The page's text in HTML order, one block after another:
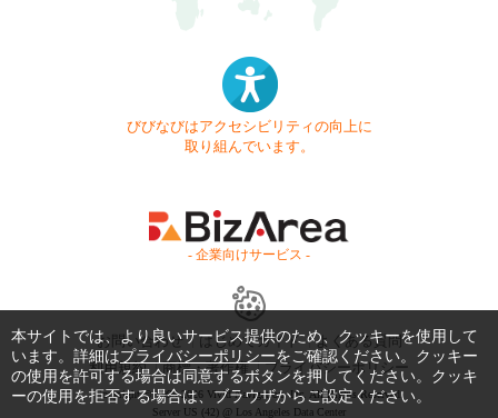
びびなびはアクセシビリティの向上に
取り組んでいます。
- 企業向けサービス -
お問い合わせ はじめてガイド
よくある質問
利用規約
商標・著作権 プライバシーポリシー
Copyright © 1999-2026 Vivid Navigation, Inc. All Rights Reserved.
Server US (42) @ Los Angeles Data Center
本サイトでは、より良いサービス提供のため、クッキーを使用して
います。詳細はプライバシーポリシーをご確認ください。クッキー
の使用を許可する場合は同意するボタンを押してください。クッキ
ーの使用を拒否する場合は、ブラウザからご設定ください。